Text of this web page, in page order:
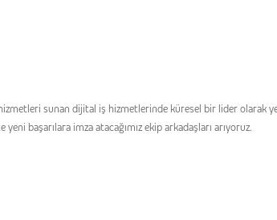
sunan dijital iş hizmetlerinde küresel bir lider olarak
başarılara imza atacağımız ekip arkadaşları arıyoruz.